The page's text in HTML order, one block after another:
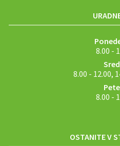
8.00 -
8.00 - 12.00,
8.00 -
OSTANITE V